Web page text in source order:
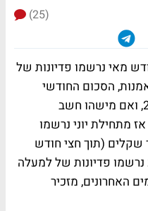
(25)
מאי נרשמו פדיונות של
הסכום החודשי
הגבוה מאז ימי המשבר של 2008, ואם מישהו חשב
מתחילת יוני נרשמו
סביב 3 מיליארד שקלים (תוך חצי חודש
פדיונות של למעלה
שקלים ב-30 הימים האחרונים, מזכיר